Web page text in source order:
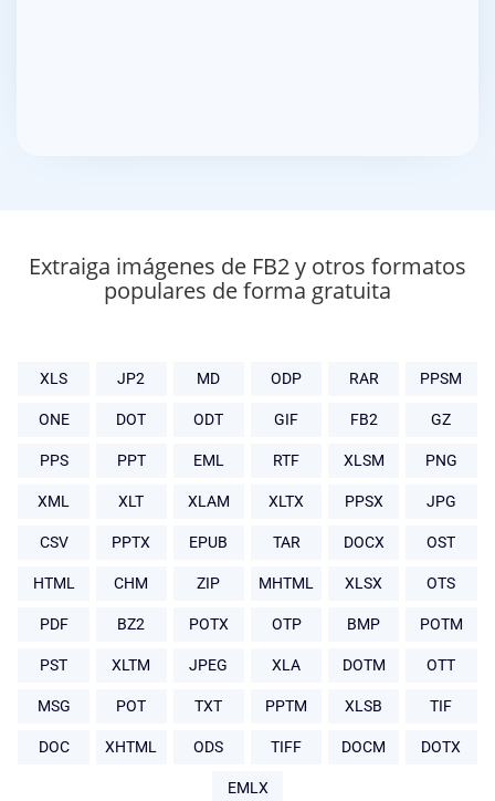
Extraiga imágenes de FB2 y otros formatos
populares de forma gratuita
XLS JP2 MD ODP RAR PPSM
ONE DOT ODT GIF FB2 GZ
PPS PPT EML RTF XLSM PNG
XML XLT XLAM XLTX PPSX JPG
CSV PPTX EPUB TAR DOCX OST
HTML CHM ZIP MHTML XLSX OTS
PDF BZ2 POTX OTP BMP POTM
PST XLTM JPEG XLA DOTM OTT
MSG POT TXT PPTM XLSB TIF
DOC XHTML ODS TIFF DOCM DOTX
EMLX